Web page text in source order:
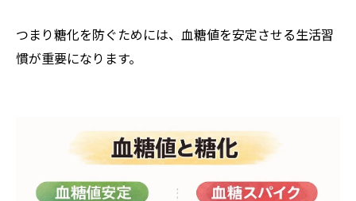
つまり糖化を防ぐためには、血糖値を安定させる生活習
慣が重要になります。